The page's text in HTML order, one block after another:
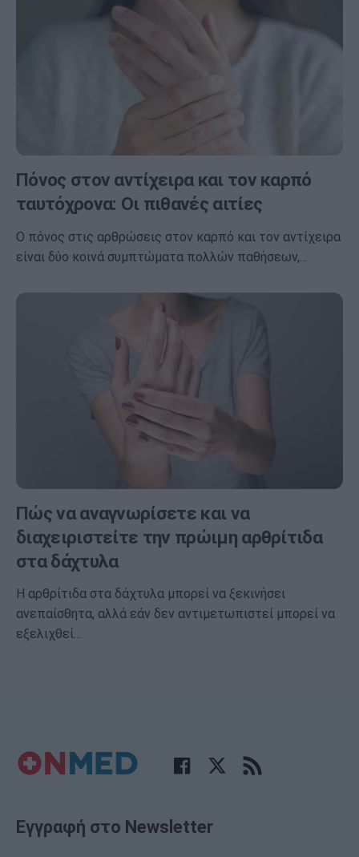
Πόνος στον αντίχειρα και τον καρπό
ταυτόχρονα: Οι πιθανές αιτίες
Ο πόνος στις αρθρώσεις στον καρπό και τον αντίχειρα
είναι δύο κοινά συμπτώματα πολλών παθήσεων,…
Πώς να αναγνωρίσετε και να
διαχειριστείτε την πρώιμη αρθρίτιδα
στα δάχτυλα
Η αρθρίτιδα στα δάχτυλα μπορεί να ξεκινήσει
ανεπαίσθητα, αλλά εάν δεν αντιμετωπιστεί μπορεί να
εξελιχθεί…
Εγγραφή στο Newsletter